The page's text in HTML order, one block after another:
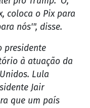
coloca o Pix para
nós'", disse.
presidente
à atuação da
Lula
Jair
que um país